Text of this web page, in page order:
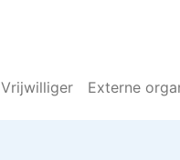
Vrijwilliger Externe